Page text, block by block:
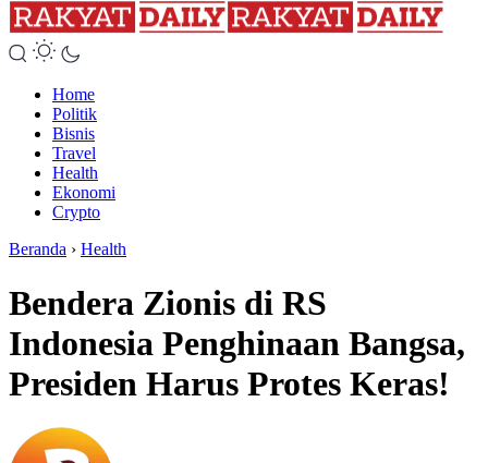
Home
Politik
Bisnis
Travel
Health
Ekonomi
Crypto
Beranda › Health
Bendera Zionis di RS
Indonesia Penghinaan Bangsa,
Presiden Harus Protes Keras!